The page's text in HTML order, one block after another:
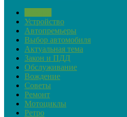
Устройство
Автопремьеры
Выбор автомобиля
Актуальная тема
Закон и ПДД
Обслуживание
Вождение
Советы
Ремонт
Мотоциклы
Ретро